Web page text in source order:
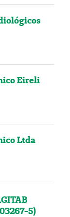
Eireli
Ltda
5)